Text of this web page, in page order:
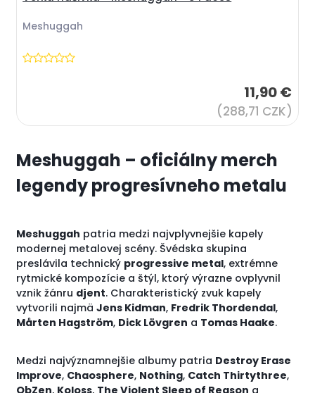
Meshuggah
11,90 €
(288,71 CZK)
Meshuggah – oficiálny merch
legendy progresívneho metalu
Meshuggah patria medzi najvplyvnejšie kapely
modernej metalovej scény. Švédska skupina
preslávila technický progressive metal, extrémne
rytmické kompozície a štýl, ktorý výrazne ovplyvnil
vznik žánru djent. Charakteristický zvuk kapely
vytvorili najmäJens Kidman, Fredrik Thordendal,
Mårten Hagström, Dick Lövgren a Tomas Haake.
Medzi najvýznamnejšie albumy patria Destroy Erase
Improve, Chaosphere, Nothing, Catch Thirtythree,